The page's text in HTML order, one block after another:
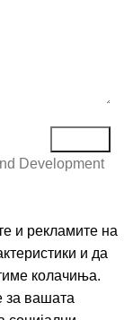
Development
и рекламите на
и да
колачиња.
за вашата